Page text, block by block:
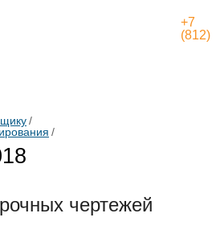
+7
(812)
/
/
чертежей